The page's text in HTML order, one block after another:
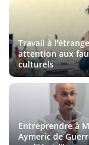
Travail à
attention aux
culturels
Entreprendre à
Aymeric de